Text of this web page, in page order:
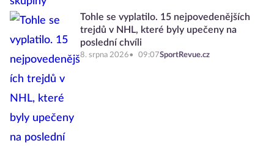
Tohle se vyplatilo. 15 nejpovedenějších
trejdů v NHL, které byly upečeny na
poslední chvíli
8. srpna 2026 09:07SportRevue.cz